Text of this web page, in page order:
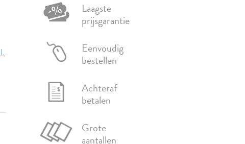
Laagste
prijsgarantie
Eenvoudig
bestellen
Achteraf
betalen
Grote
aantallen